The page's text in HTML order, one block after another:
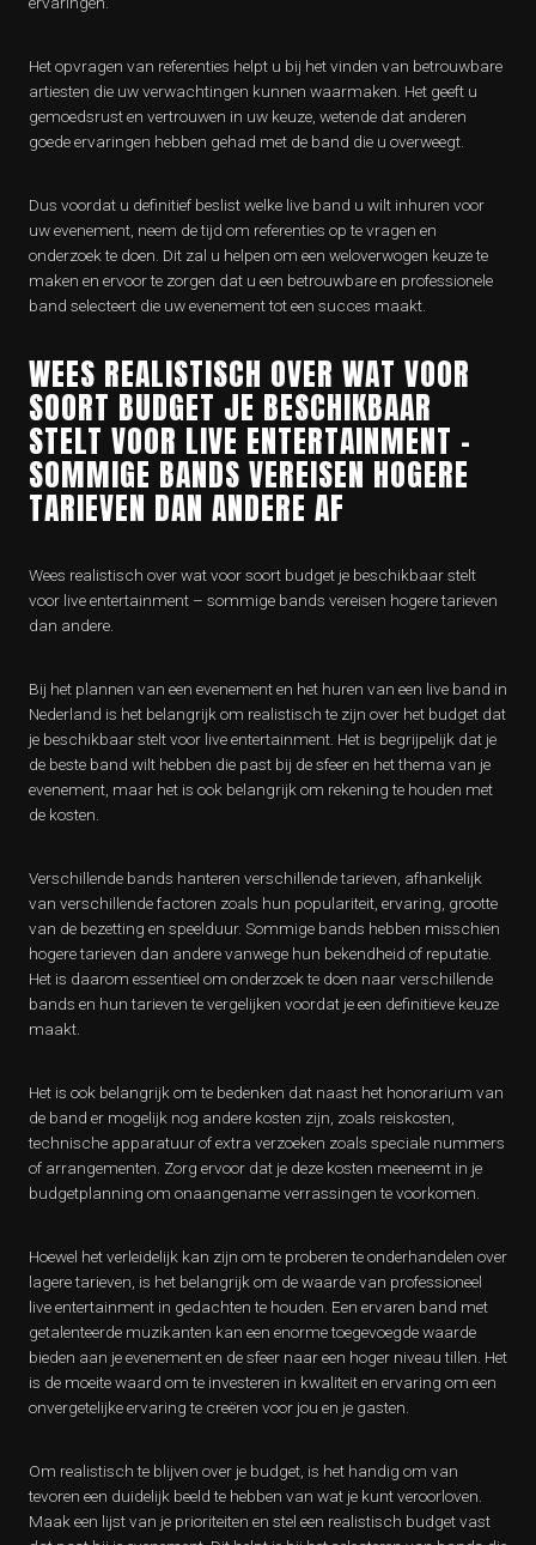
Het opvragen van referenties helpt u bij het vinden van betrouwbare
artiesten die uw verwachtingen kunnen waarmaken. Het geeft u
gemoedsrust en vertrouwen in uw keuze, wetende dat anderen
goede ervaringen hebben gehad met de band die u overweegt.
Dus voordat u definitief beslist welke live band u wilt inhuren voor
uw evenement, neem de tijd om referenties op te vragen en
onderzoek te doen. Dit zal u helpen om een weloverwogen keuze te
maken en ervoor te zorgen dat u een betrouwbare en professionele
band selecteert die uw evenement tot een succes maakt.
WEES REALISTISCH OVER WAT VOOR
SOORT BUDGET JE BESCHIKBAAR
STELT VOOR LIVE ENTERTAINMENT –
SOMMIGE BANDS VEREISEN HOGERE
TARIEVEN DAN ANDERE AF
Wees realistisch over wat voor soort budget je beschikbaar stelt
voor live entertainment – sommige bands vereisen hogere tarieven
dan andere.
Bij het plannen van een evenement en het huren van een live band in
Nederland is het belangrijk om realistisch te zijn over het budget dat
je beschikbaar stelt voor live entertainment. Het is begrijpelijk dat je
de beste band wilt hebben die past bij de sfeer en het thema van je
evenement, maar het is ook belangrijk om rekening te houden met
de kosten.
Verschillende bands hanteren verschillende tarieven, afhankelijk
van verschillende factoren zoals hun populariteit, ervaring, grootte
van de bezetting en speelduur. Sommige bands hebben misschien
hogere tarieven dan andere vanwege hun bekendheid of reputatie.
Het is daarom essentieel om onderzoek te doen naar verschillende
bands en hun tarieven te vergelijken voordat je een definitieve keuze
maakt.
Het is ook belangrijk om te bedenken dat naast het honorarium van
de band er mogelijk nog andere kosten zijn, zoals reiskosten,
technische apparatuur of extra verzoeken zoals speciale nummers
of arrangementen. Zorg ervoor dat je deze kosten meeneemt in je
budgetplanning om onaangename verrassingen te voorkomen.
Hoewel het verleidelijk kan zijn om te proberen te onderhandelen over
lagere tarieven, is het belangrijk om de waarde van professioneel
live entertainment in gedachten te houden. Een ervaren band met
getalenteerde muzikanten kan een enorme toegevoegde waarde
bieden aan je evenement en de sfeer naar een hoger niveau tillen. Het
is de moeite waard om te investeren in kwaliteit en ervaring om een
onvergetelijke ervaring te creëren voor jou en je gasten.
Om realistisch te blijven over je budget, is het handig om van
tevoren een duidelijk beeld te hebben van wat je kunt veroorloven.
Maak een lijst van je prioriteiten en stel een realistisch budget vast